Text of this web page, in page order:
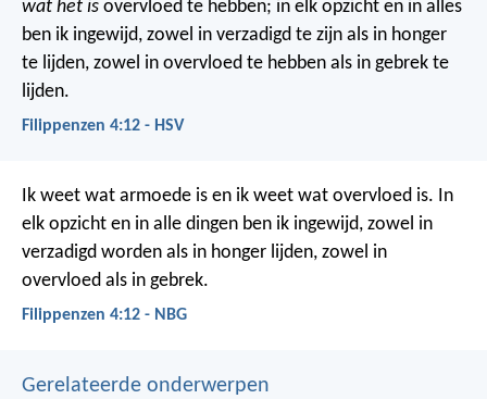
wat het is overvloed te hebben; in elk opzicht en in alles
ben ik ingewijd, zowel in verzadigd te zijn als in honger
te lijden, zowel in overvloed te hebben als in gebrek te
lijden.
Filippenzen 4:12 - HSV
Ik weet wat armoede is en ik weet wat overvloed is. In
elk opzicht en in alle dingen ben ik ingewijd, zowel in
verzadigd worden als in honger lijden, zowel in
overvloed als in gebrek.
Filippenzen 4:12 - NBG
Gerelateerde onderwerpen